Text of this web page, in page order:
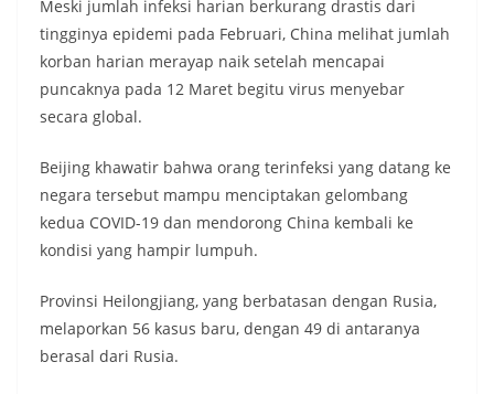
Meski jumlah infeksi harian berkurang drastis dari
tingginya epidemi pada Februari, China melihat jumlah
korban harian merayap naik setelah mencapai
puncaknya pada 12 Maret begitu virus menyebar
secara global.
Beijing khawatir bahwa orang terinfeksi yang datang ke
negara tersebut mampu menciptakan gelombang
kedua COVID-19 dan mendorong China kembali ke
kondisi yang hampir lumpuh.
Provinsi Heilongjiang, yang berbatasan dengan Rusia,
melaporkan 56 kasus baru, dengan 49 di antaranya
berasal dari Rusia.